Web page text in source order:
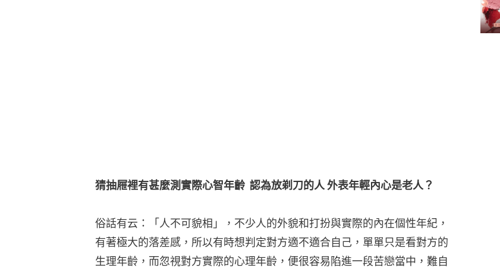
猜抽屜裡有甚麼測實際心智年齡  認為放剃刀的人 外表年輕內心是老人？
俗話有云：「人不可貌相」，不少人的外貌和打扮與實際的內在個性年紀，
有著極大的落差感，所以有時想判定對方適不適合自己，單單只是看對方的
生理年齡，而忽視對方實際的心理年齡，便很容易陷進一段苦戀當中，難自